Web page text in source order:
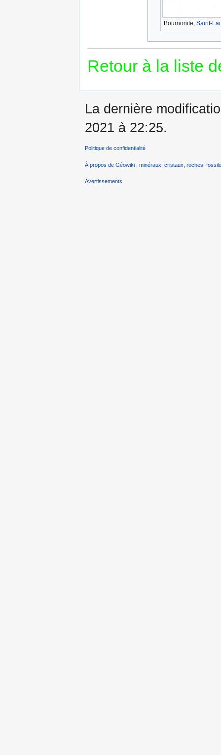
Bournonite,Saint-
Retour à la liste
La dernière
2021 à 22:25.
Politique de confidentialité
À propos de Géowiki : minéraux, cristaux, roches,
Avertissements